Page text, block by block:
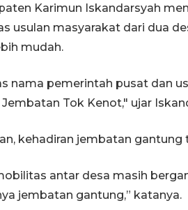
Karimun Iskandarsyah
usulan masyarakat dari dua
mudah.
nama pemerintah pusat dan
Tok Kenot," ujar
kehadiran jembatan
antar desa masih
jembatan gantung,” katanya.